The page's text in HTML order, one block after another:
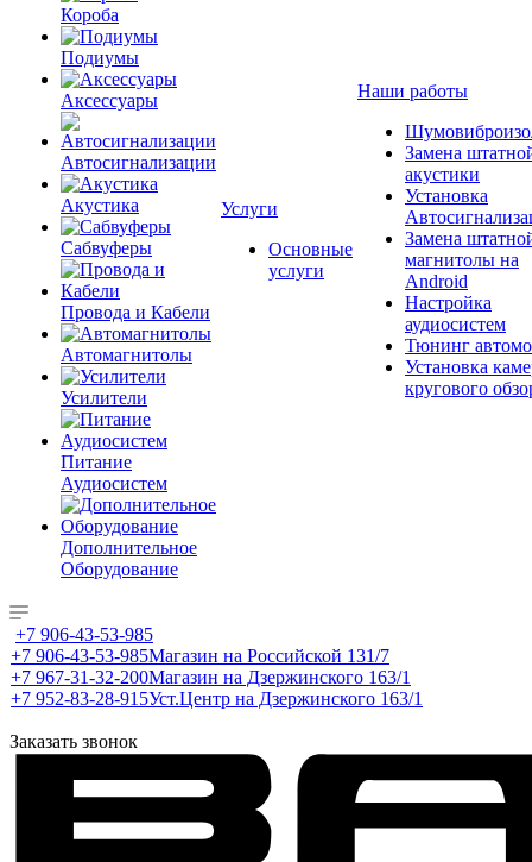
Короба
Подиумы
Аксессуары
Автосигнализации
Акустика
Сабвуферы
Провода и Кабели
Автомагнитолы
Усилители
Питание
Аудиосистем
Дополнительное
Оборудование
Услуги
Основные
услуги
Наши работы
Замена
акустики
Установка
Замена
магнитолы на
Android
Настройка
аудиосистем
Тюнинг
Установка
кругового
+7 906-43-53-985
+7 906-43-53-985Магазин на Российской 131/7
+7 967-31-32-200Магазин на Дзержинского 163/1
+7 952-83-28-915Уст.Центр на Дзержинского 163/1
Заказать звонок